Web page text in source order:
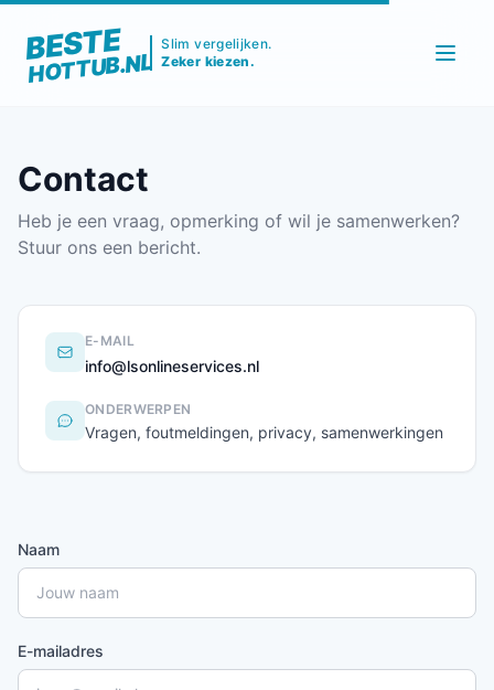
BESTE
HOTTUB.NL
Slim vergelijken.
Zeker kiezen.
Contact
Heb je een vraag, opmerking of wil je samenwerken?
Stuur ons een bericht.
E-MAIL
info@lsonlineservices.nl
ONDERWERPEN
Vragen, foutmeldingen, privacy, samenwerkingen
Naam
E-mailadres